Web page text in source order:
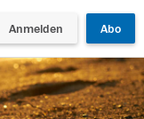
Anmelden Abo